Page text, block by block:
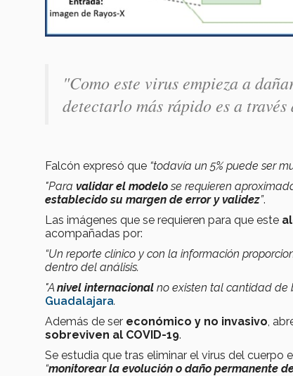
"Como este virus empieza a
detectarlo más rápido es a través
Falcón expresó que “todavía un 5% puede ser
"Para validar el modelose requieren
establecido su margen de error y validez”.
Las imágenes que se requieren para que este
acompañadas por:
“Un reporte clínico y con la información
dentro del análisis.
"A nivel internacional no existen tal cantidad de
Guadalajara.
Además de ser económico y no invasivo,
sobreviven al COVID-19.
Se estudia que tras eliminar el virus del cuerpo
“monitorear la evolución o daño permanente